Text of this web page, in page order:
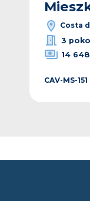
Costa
3
14
CAV-MS-151